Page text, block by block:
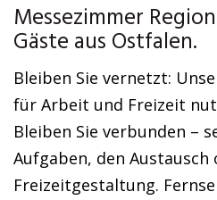
Messezimmer
Gäste aus Ostfalen.
Bleiben Sie vernetzt:
für Arbeit und Freizeit
Bleiben Sie verbunden –
Aufgaben, den Austausch
Freizeitgestaltung.